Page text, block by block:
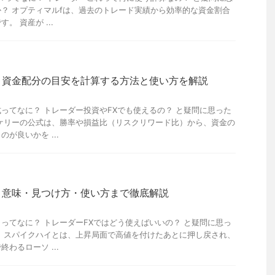
オプティマルfは、過去のトレード実績から効率的な資金割合
。 資産が ...
金配分の目安を計算する方法と使い方を解説
てなに？ トレーダー投資やFXでも使えるの？ と疑問に思った
ーの公式は、勝率や損益比（リスクリワード比）から、資金の
が良いかを ...
味・見つけ方・使い方まで徹底解説
てなに？ トレーダーFXではどう使えばいいの？ と疑問に思っ
パイクハイとは、上昇局面で高値を付けたあとに押し戻され、
わるローソ ...